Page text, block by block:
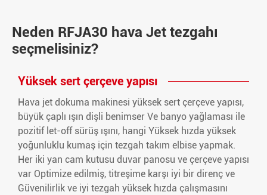
Neden RFJA30 hava Jet tezgahı
seçmelisiniz?
Yüksek sert çerçeve yapısı
Hava jet dokuma makinesi yüksek sert çerçeve yapısı,
büyük çaplı ışın dişli benimser Ve banyo yağlaması ile
pozitif let-off sürüş ışını, hangi Yüksek hızda yüksek
yoğunluklu kumaş için tezgah takım elbise yapmak.
Her iki yan cam kutusu duvar panosu ve çerçeve yapısı
var Optimize edilmiş, titreşime karşı iyi bir direnç ve
Güvenilirlik ve iyi tezgah yüksek hızda çalışmasını